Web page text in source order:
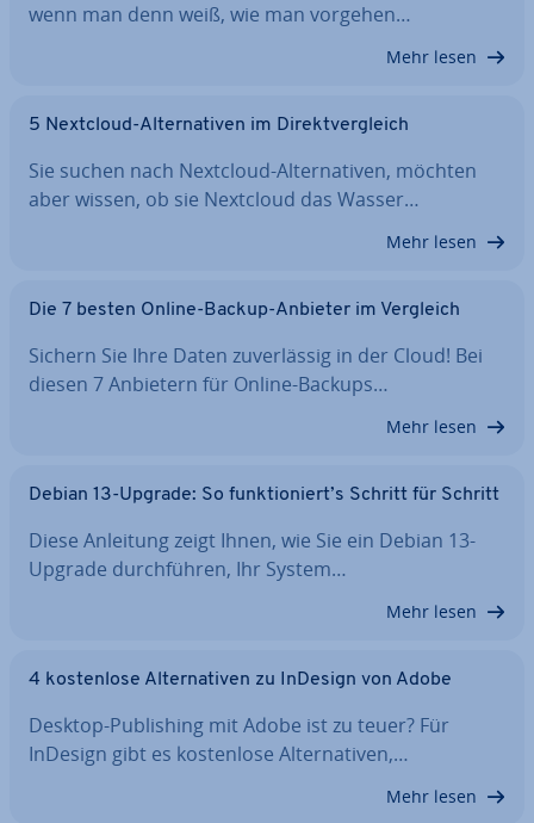
wenn man denn weiß, wie man vorgehen…
Mehr lesen
5 Nextcloud-Al­ter­na­ti­ven im Di­rekt­ver­gleich
Sie suchen nach Nextcloud-Al­ter­na­ti­ven, möchten
aber wissen, ob sie Nextcloud das Wasser…
Mehr lesen
Die 7 besten Online-Backup-Anbieter im Vergleich
Sichern Sie Ihre Daten zu­ver­läs­sig in der Cloud! Bei
diesen 7 Anbietern für Online-Backups…
Mehr lesen
Debian 13-Upgrade: So funk­tio­niert’s Schritt für Schritt
Diese Anleitung zeigt Ihnen, wie Sie ein Debian 13-
Upgrade durch­füh­ren, Ihr System…
Mehr lesen
4 kos­ten­lo­se Al­ter­na­ti­ven zu InDesign von Adobe
Desktop-Pu­bli­shing mit Adobe ist zu teuer? Für
InDesign gibt es kos­ten­lo­se Al­ter­na­ti­ven,…
Mehr lesen